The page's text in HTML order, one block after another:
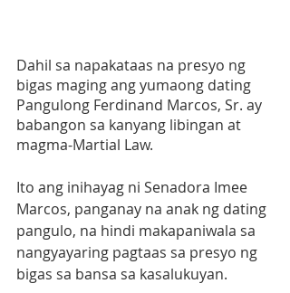
Dahil sa napakataas na presyo ng
bigas maging ang yumaong dating
Pangulong Ferdinand Marcos, Sr. ay
babangon sa kanyang libingan at
magma-Martial Law.
Ito ang inihayag ni Senadora Imee
Marcos, panganay na anak ng dating
pangulo, na hindi makapaniwala sa
nangyayaring pagtaas sa presyo ng
bigas sa bansa sa kasalukuyan.